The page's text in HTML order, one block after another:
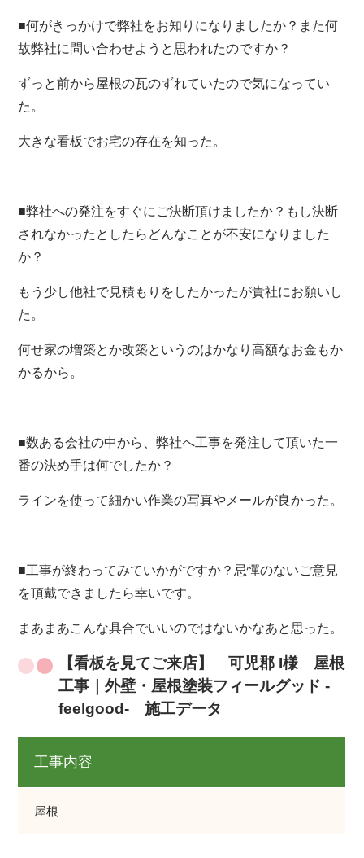
■何がきっかけで弊社をお知りになりましたか？また何
故弊社に問い合わせようと思われたのですか？
ずっと前から屋根の瓦のずれていたので気になってい
た。
大きな看板でお宅の存在を知った。
■弊社への発注をすぐにご決断頂けましたか？もし決断
されなかったとしたらどんなことが不安になりました
か？
もう少し他社で見積もりをしたかったが貴社にお願いし
た。
何せ家の増築とか改築というのはかなり高額なお金もか
かるから。
■数ある会社の中から、弊社へ工事を発注して頂いた一
番の決め手は何でしたか？
ラインを使って細かい作業の写真やメールが良かった。
■工事が終わってみていかがですか？忌憚のないご意見
を頂戴できましたら幸いです。
まあまあこんな具合でいいのではないかなあと思った。
【看板を見てご来店】 可児郡 I様 屋根
工事｜外壁・屋根塗装フィールグッド -
feelgood- 施工データ
工事内容
屋根